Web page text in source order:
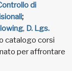
di
;
, D. Lgs.
catalogo corsi
per affrontare